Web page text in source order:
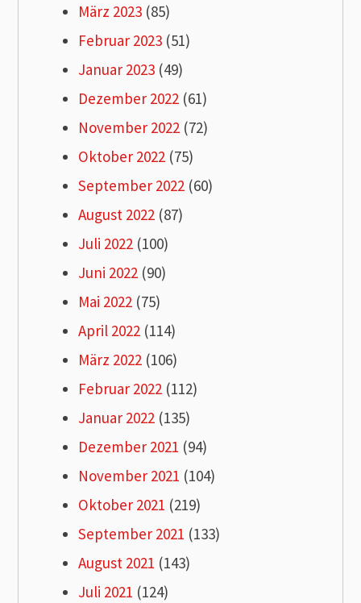
März 2023 (85)
Februar 2023 (51)
Januar 2023 (49)
Dezember 2022 (61)
November 2022 (72)
Oktober 2022 (75)
September 2022 (60)
August 2022 (87)
Juli 2022 (100)
Juni 2022 (90)
Mai 2022 (75)
April 2022 (114)
März 2022 (106)
Februar 2022 (112)
Januar 2022 (135)
Dezember 2021 (94)
November 2021 (104)
Oktober 2021 (219)
September 2021 (133)
August 2021 (143)
Juli 2021 (124)